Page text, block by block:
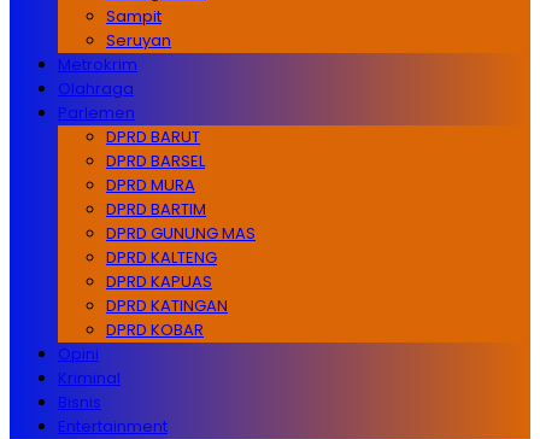
Sampit
Seruyan
Metrokrim
Olahraga
Parlemen
DPRD BARUT
DPRD BARSEL
DPRD MURA
DPRD BARTIM
DPRD GUNUNG MAS
DPRD KALTENG
DPRD KAPUAS
DPRD KATINGAN
DPRD KOBAR
Opini
Kriminal
Bisnis
Entertainment